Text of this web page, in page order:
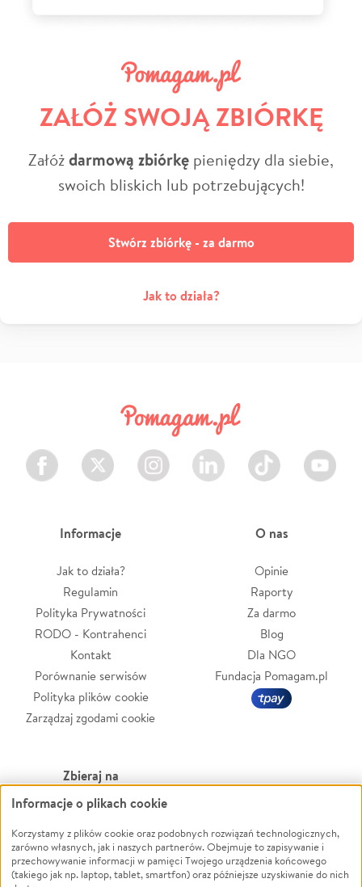
ZAŁÓŻ SWOJĄ ZBIÓRKĘ
Załóżdarmową zbiórkę pieniędzy dla siebie,
swoich bliskich lub potrzebujących!
Stwórz zbiórkę - za darmo
Jak to działa?
Facebook Twitter Instagram LinkedIn TikTok Youtube
Informacje
Jak to działa?
Regulamin
Polityka Prywatności
RODO - Kontrahenci
Kontakt
Porównanie serwisów
Polityka plików cookie
Zarządzaj zgodami cookie
O nas
Opinie
Raporty
Za darmo
Blog
Dla NGO
Fundacja Pomagam.pl
Zbieraj na
Leczenie
Zwierzęta
Pożar
Ukraina
Powódź
Wichura
NGO
Informacje o plikach cookie
Korzystamy z plików cookie oraz podobnych rozwiązań technologicznych,
zarówno własnych, jak i naszych partnerów. Obejmuje to zapisywanie i
przechowywanie informacji w pamięci Twojego urządzenia końcowego
(takiego jak np. laptop, tablet, smartfon) oraz późniejsze uzyskiwanie do nich